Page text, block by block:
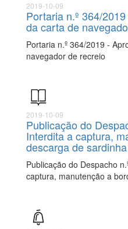
2019-10-09
Portaria n.º 364/
da carta de
Portaria n.º 364/2019 -
navegador de recreio
2019-10-09
Publicação do
Interdita a captura,
descarga de sardinha
Publicação do Despacho
captura, manutenção a